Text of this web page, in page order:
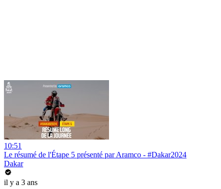
10:51
Le résumé de l'Étape 5 présenté par Aramco - #Dakar2024
Dakar
il y a 3 ans